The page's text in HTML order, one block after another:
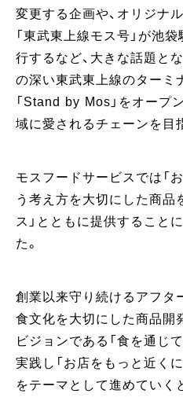
変更する企画や、オリジナ
「東武東上線モス号」が池
行するなど、大きな話題と
の深い東武東上線のターミ
「Stand by Mos」をオープ
域に愛されるチェーンを目
モスフードサービスでは「
う考え方を大切にした商品
ス」とともに提供すること
た。
創業以来守り続けるアフタ
食文化を大切にした商品開
ビジョンである「食を通じ
実践し「お店をもっと近く
をテーマとして進めていく